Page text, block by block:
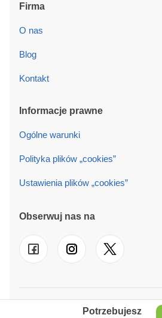
Potrzebujesz
Firma
O nas
Blog
Kontakt
Informacje prawne
Ogólne warunki
Polityka plików „cookies”
Ustawienia plików „cookies”
Obserwuj nas na
© 2026 PINECA PL Sp. z o.o.